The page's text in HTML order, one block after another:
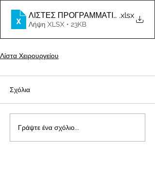
.xlsx
Λήψη XLSX • 23KB
Λίστα Χειρουργείου
Σχόλια
Γράψτε ένα σχόλιο...